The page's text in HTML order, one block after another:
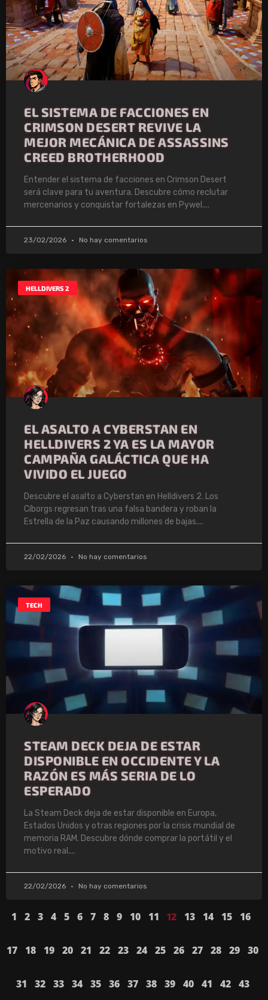
EL SISTEMA DE FACCIONES EN
CRIMSON DESERT REVIVE LA
MEJOR MECÁNICA DE ASSASSINS
CREED BROTHERHOOD
Entender el sistema de facciones en Crimson Desert
será clave para tu aventura. Descubre cómo reclutar
mercenarios y conquistar fortalezas en Pywel.
23/02/2026 No hay comentarios
HELLDIVERS 2
EL ASALTO A CYBERSTAN EN
HELLDIVERS 2 YA ES LA MAYOR
CAMPAÑA GALÁCTICA QUE HA
VIVIDO EL JUEGO
Descubre el asalto a Cyberstan en Helldivers 2. Los
Cíborgs regresan tras una falsa bandera y roban la
Estrella de la Paz causando millones de bajas.
22/02/2026 No hay comentarios
TECH
STEAM DECK DEJA DE ESTAR
DISPONIBLE EN OCCIDENTE Y LA
RAZÓN ES MÁS SERIA DE LO
ESPERADO
La Steam Deck deja de estar disponible en Europa,
Estados Unidos y otras regiones por la crisis mundial de
memoria RAM. Descubre dónde comprar la portátil y el
motivo real.
22/02/2026 No hay comentarios
1 2 3 4 5 6 7 8 9 10 11 12 13 14 15 16
17 18 19 20 21 22 23 24 25 26 27 28 29 30
31 32 33 34 35 36 37 38 39 40 41 42 43